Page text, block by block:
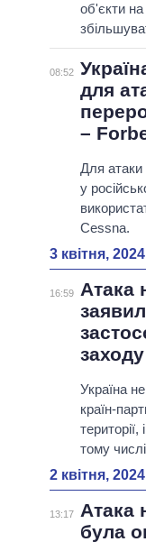
об'єкти на
08:52
для
–
Для атаки
у
Cessna.
3 квітня, 2024
16:59
Атака
заходу
Україна
країн-
тому
2 квітня, 2024
13:17
Атака
була